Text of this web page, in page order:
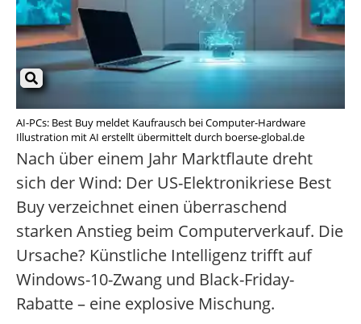
AI-PCs: Best Buy meldet Kaufrausch bei Computer-Hardware
Illustration mit AI erstellt übermittelt durch boerse-global.de
Nach über einem Jahr Marktflaute dreht
sich der Wind: Der US-Elektronikriese Best
Buy verzeichnet einen überraschend
starken Anstieg beim Computerverkauf. Die
Ursache? Künstliche Intelligenz trifft auf
Windows-10-Zwang und Black-Friday-
Rabatte – eine explosive Mischung.